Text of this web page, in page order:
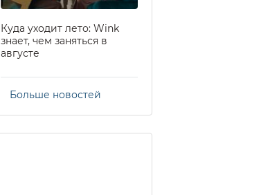
Куда уходит лето: Wink
знает, чем заняться в
августе
Больше новостей